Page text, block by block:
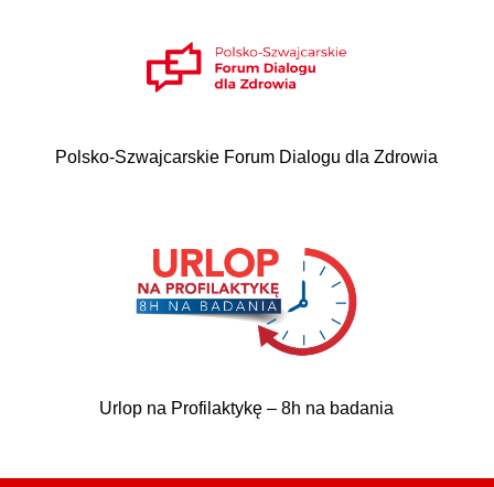
Polsko-Szwajcarskie Forum Dialogu dla Zdrowia
Urlop na Profilaktykę – 8h na badania